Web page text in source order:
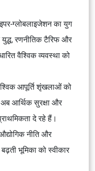
ग्लोबलाइजेशन का युग
युद्ध, रणनीतिक टैरिफ और
वैश्विक व्यवस्था को
वैश्विक आपूर्ति शृंखलाओं को
अब आर्थिक सुरक्षा और
दे रहे हैं।
नीति और
भूमिका को स्वीकार